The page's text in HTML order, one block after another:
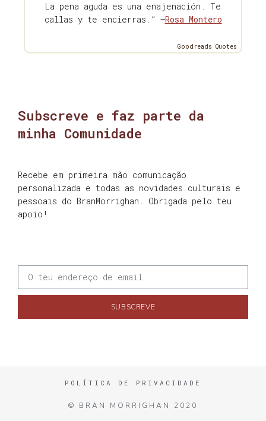
La pena aguda es una enajenación. Te
callas y te encierras.” —Rosa Montero
Goodreads Quotes
Subscreve e faz parte da
minha Comunidade
Recebe em primeira mão comunicação
personalizada e todas as novidades culturais e
pessoais do BranMorrighan. Obrigada pelo teu
apoio!
SUBSCREVE
POLÍTICA DE PRIVACIDADE
© BRAN MORRIGHAN 2020